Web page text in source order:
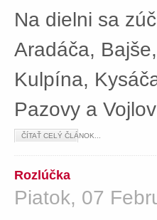
Na dielni sa
Aradáča,
Kulpína,
Pazovy a
ČÍTAŤ CELÝ ČLÁNOK...
Rozlúčka
Piatok, 07